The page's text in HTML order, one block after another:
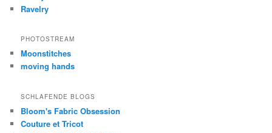
Ravelry
PHOTOSTREAM
Moonstitches
moving hands
SCHLAFENDE BLOGS
Bloom's Fabric Obsession
Couture et Tricot